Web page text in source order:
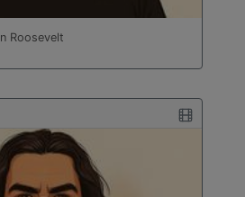
Roosevelt